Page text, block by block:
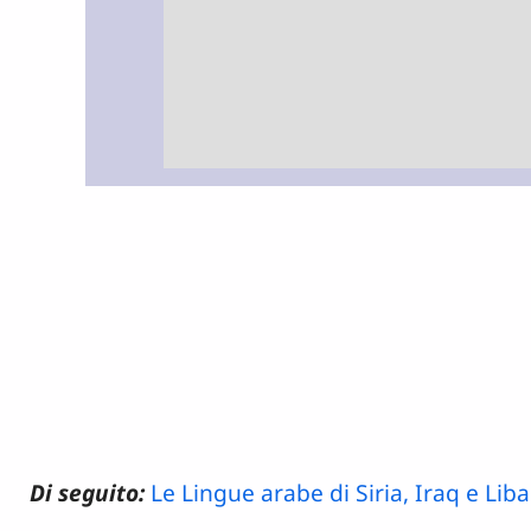
Di seguito: Le Lingue arabe di Siria, Iraq e